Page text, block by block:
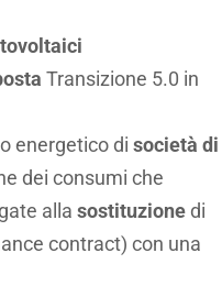
Transizione 5.0 in
energetico di società di
dei consumi che
alla sostituzione di
contract) con una